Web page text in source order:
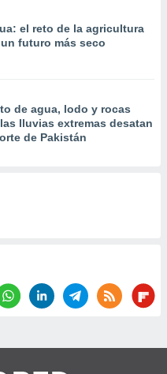
el reto de la agricultura
futuro más seco
de agua, lodo y rocas
lluvias extremas desatan
de Pakistán